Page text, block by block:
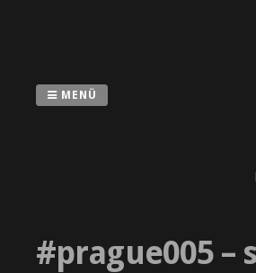
MENÜ
#prague005 –